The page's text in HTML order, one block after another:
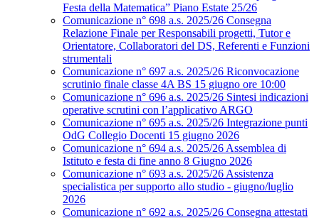
Festa della Matematica” Piano Estate 25/26
Comunicazione n° 698 a.s. 2025/26 Consegna
Relazione Finale per Responsabili progetti, Tutor e
Orientatore, Collaboratori del DS, Referenti e Funzioni
strumentali
Comunicazione n° 697 a.s. 2025/26 Riconvocazione
scrutinio finale classe 4A BS 15 giugno ore 10:00
Comunicazione n° 696 a.s. 2025/26 Sintesi indicazioni
operative scrutini con l’applicativo ARGO
Comunicazione n° 695 a.s. 2025/26 Integrazione punti
OdG Collegio Docenti 15 giugno 2026
Comunicazione n° 694 a.s. 2025/26 Assemblea di
Istituto e festa di fine anno 8 Giugno 2026
Comunicazione n° 693 a.s. 2025/26 Assistenza
specialistica per supporto allo studio - giugno/luglio
2026
Comunicazione n° 692 a.s. 2025/26 Consegna attestati